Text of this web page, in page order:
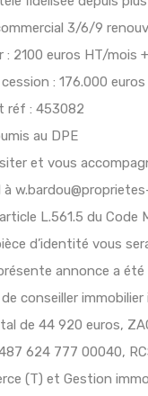
3/6/9
: 2100 euros HT/mois
: 176.000
réf : 453082
au DPE
et vous
à
L.561.5 du
d’identité vous
annonce a été
conseiller immobilier
de 44 920 euros,
624 777 00040,
(T) et Gestion